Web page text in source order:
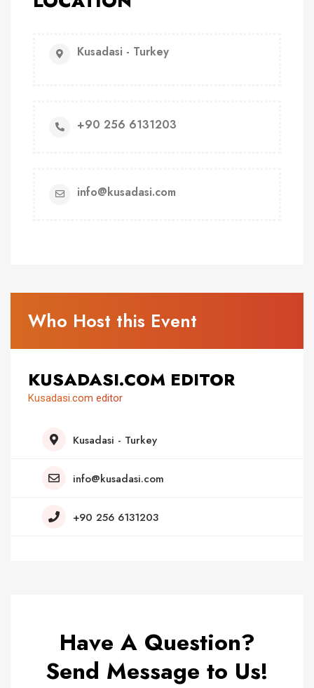
Kusadasi - Turkey
+90 256 6131203
info@kusadasi.com
Who Host this Event
KUSADASI.COM EDITOR
Kusadasi.com editor
Kusadasi - Turkey
info@kusadasi.com
+90 256 6131203
Have A Question?
Send Message to Us!